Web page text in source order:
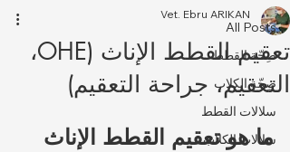
All Posts
صِحّة القطط
صِحّة الكلاب
سلالات القطط
سلالات الكلاب
تعقيم القطط الإناث (OHE،
التعقيم، جراحة التعقيم)
Vet. Ebru ARIKAN
ما هو تعقيم القطط الإناث